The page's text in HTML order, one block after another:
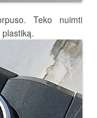
Teko nuimti